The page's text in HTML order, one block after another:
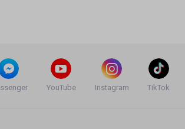
Jesteśmy para idealną! Honorata (2/3)
Moja Norwegia #33
YouTube Instagram TikTok